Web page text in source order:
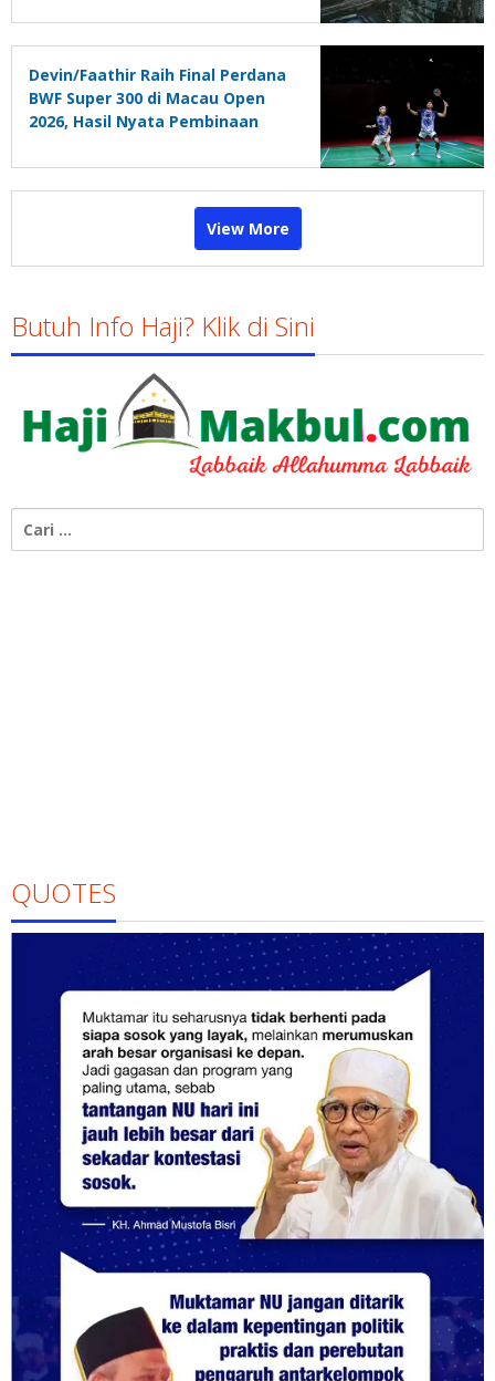
Devin/Faathir Raih Final Perdana
BWF Super 300 di Macau Open
2026, Hasil Nyata Pembinaan
View More
Butuh Info Haji? Klik di Sini
untuk:
QUOTES